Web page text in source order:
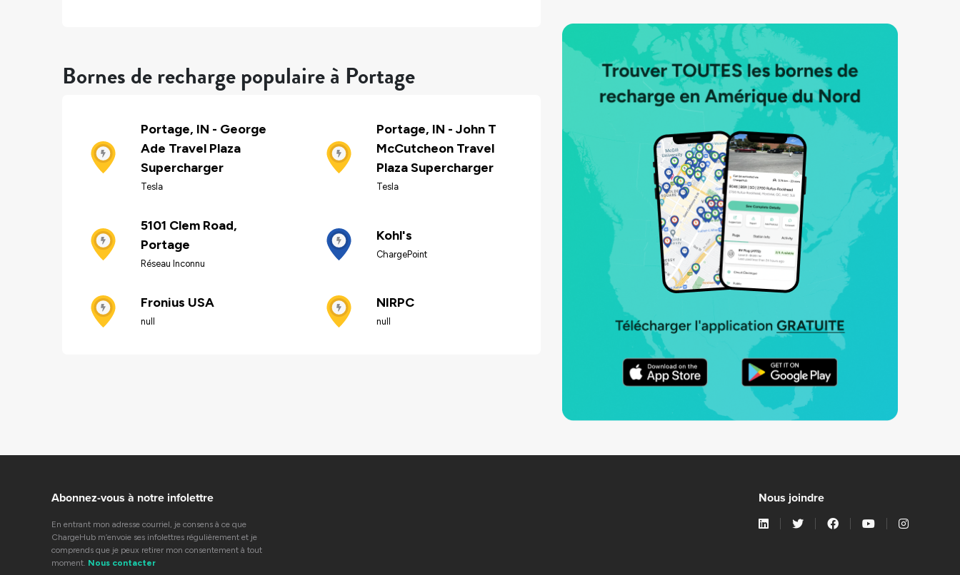
Bornes de recharge populaire à Portage
Portage, IN - George
Ade Travel Plaza
Supercharger
Tesla
Portage, IN - John T
McCutcheon Travel
Plaza Supercharger
Tesla
5101 Clem Road,
Portage
Réseau Inconnu
Kohl's
ChargePoint
Fronius USA
null
NIRPC
null
Abonnez-vous à notre infolettre
En entrant mon adresse courriel, je consens à ce que
ChargeHub m’envoie ses infolettres régulièrement et je
comprends que je peux retirer mon consentement à tout
moment. Nous contacter
Nous joindre